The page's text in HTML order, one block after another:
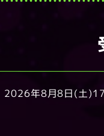
2026年8月8日(土